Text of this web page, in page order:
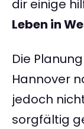
dir einige
Leben in
Die
Hannover
jedoch
sorgfältig